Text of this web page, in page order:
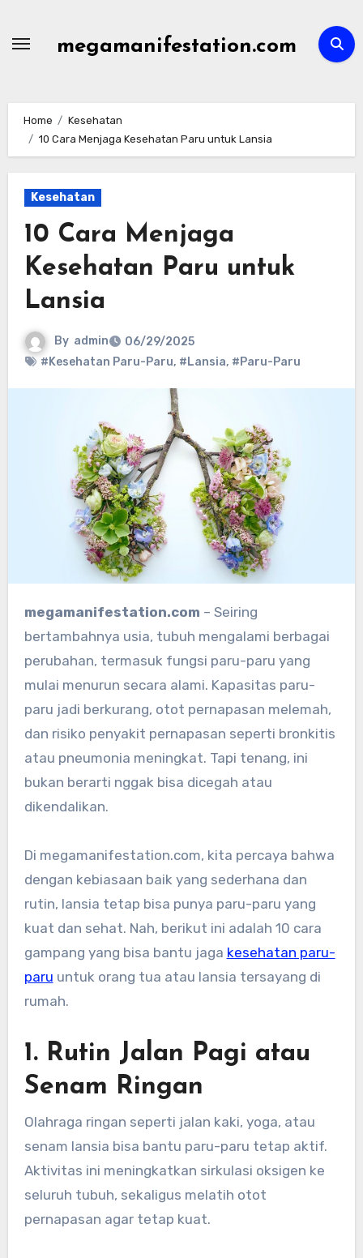
megamanifestation.com
Home
Kesehatan
10 Cara Menjaga Kesehatan Paru untuk Lansia
Kesehatan
10 Cara Menjaga
Kesehatan Paru untuk
Lansia
By admin
06/29/2025
#Kesehatan Paru-Paru, #Lansia, #Paru-Paru
megamanifestation.com – Seiring
bertambahnya usia, tubuh mengalami berbagai
perubahan, termasuk fungsi paru-paru yang
mulai menurun secara alami. Kapasitas paru-
paru jadi berkurang, otot pernapasan melemah,
dan risiko penyakit pernapasan seperti bronkitis
atau pneumonia meningkat. Tapi tenang, ini
bukan berarti nggak bisa dicegah atau
dikendalikan.
Di megamanifestation.com, kita percaya bahwa
dengan kebiasaan baik yang sederhana dan
rutin, lansia tetap bisa punya paru-paru yang
kuat dan sehat. Nah, berikut ini adalah 10 cara
gampang yang bisa bantu jaga kesehatan paru-
paru untuk orang tua atau lansia tersayang di
rumah.
1. Rutin Jalan Pagi atau
Senam Ringan
Olahraga ringan seperti jalan kaki, yoga, atau
senam lansia bisa bantu paru-paru tetap aktif.
Aktivitas ini meningkatkan sirkulasi oksigen ke
seluruh tubuh, sekaligus melatih otot
pernapasan agar tetap kuat.